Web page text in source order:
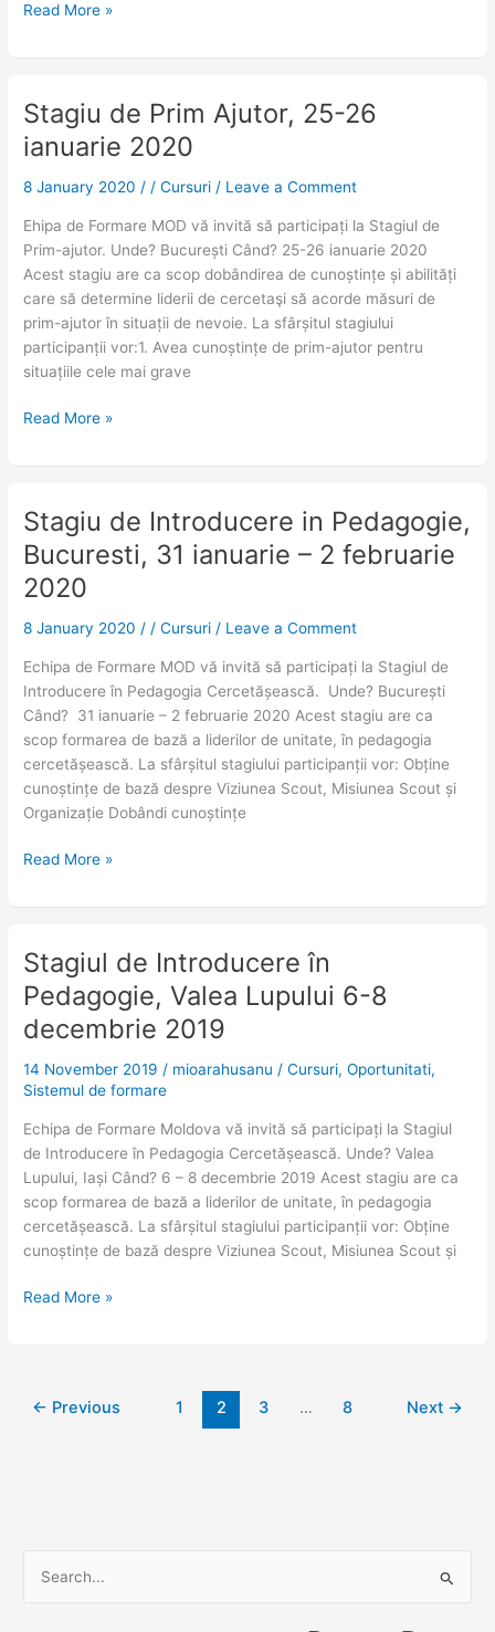
Read More »
Stagiu de Prim Ajutor, 25-26
ianuarie 2020
8 January 2020//Cursuri / Leave a Comment
Ehipa de Formare MOD vă invită să participați la Stagiul de
Prim-ajutor. Unde? București Când? 25-26 ianuarie 2020
Acest stagiu are ca scop dobândirea de cunoștințe și abilități
care să determine liderii de cercetaşi să acorde măsuri de
prim-ajutor în situații de nevoie. La sfârșitul stagiului
participanții vor:1. Avea cunoștințe de prim-ajutor pentru
situațiile cele mai grave
Stagiu
de
Prim
Ajutor,
26
ianuarie
2020
Read More »
Stagiu de Introducere in Pedagogie,
Bucuresti, 31 ianuarie – 2 februarie
2020
8 January 2020//Cursuri / Leave a Comment
Echipa de Formare MOD vă invită să participați la Stagiul de
Introducere în Pedagogia Cercetășească. Unde? București
Când? 31 ianuarie – 2 februarie 2020 Acest stagiu are ca
scop formarea de bază a liderilor de unitate, în pedagogia
cercetășească. La sfârșitul stagiului participanții vor: Obține
cunoștințe de bază despre Viziunea Scout, Misiunea Scout și
Organizație Dobândi cunoștințe
Stagiu
de
Introducere
in
Bucuresti,
31
ianuarie
–
2
februarie
2020
Read More »
Stagiul de Introducere în
Pedagogie, Valea Lupului 6-8
decembrie 2019
14 November 2019/ mioarahusanu/Cursuri,Oportunitati,
Sistemul de formare
Echipa de Formare Moldova vă invită să participați la Stagiul
de Introducere în Pedagogia Cercetășească. Unde? Valea
Lupului, Iași Când? 6 – 8 decembrie 2019 Acest stagiu are ca
scop formarea de bază a liderilor de unitate, în pedagogia
cercetășească. La sfârșitul stagiului participanții vor: Obține
cunoștințe de bază despre Viziunea Scout, Misiunea Scout și
Stagiul
de
Introducere
în
Valea
6-
8
decembrie
2019
Read More »
← Previous 1 2 3 … 8 Next →